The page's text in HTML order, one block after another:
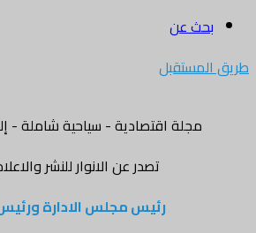
بحث عن
طريق المستقبل
مجلة اقتصادية - سياحية شاملة -
تصدر عن الانوار للنشر
رئيس مجلس الادارة ورئيس